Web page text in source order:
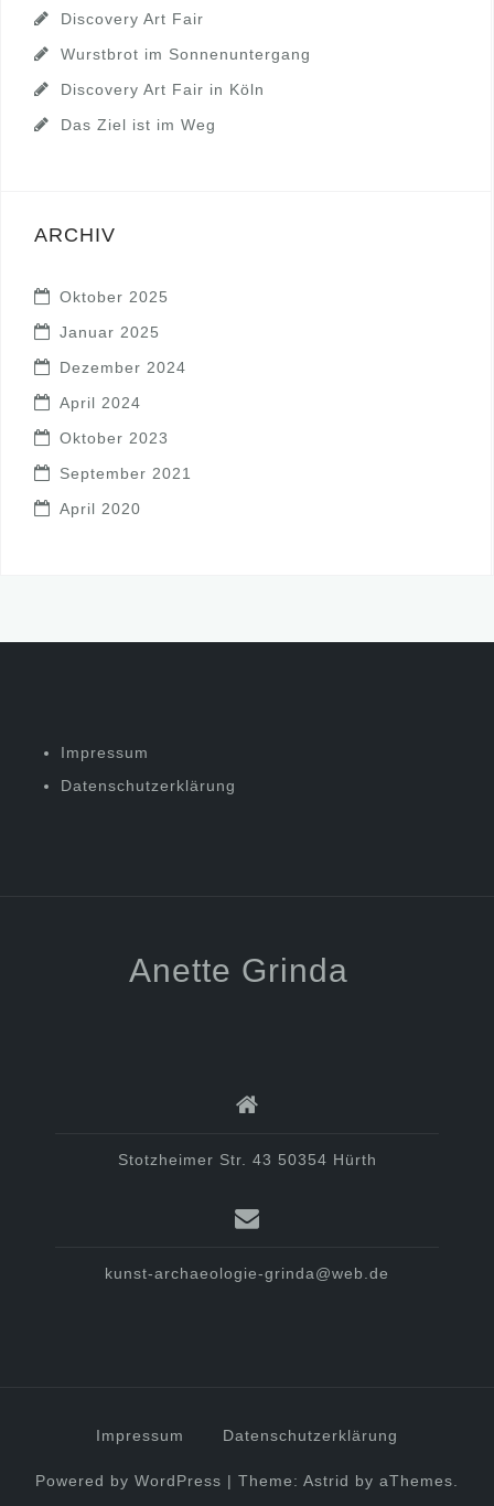
Discovery Art Fair
Wurstbrot im Sonnenuntergang
Discovery Art Fair in Köln
Das Ziel ist im Weg
ARCHIV
Oktober 2025
Januar 2025
Dezember 2024
April 2024
Oktober 2023
September 2021
April 2020
Impressum
Datenschutzerklärung
Anette Grinda
Stotzheimer Str. 43 50354 Hürth
kunst-archaeologie-grinda@web.de
Impressum Datenschutzerklärung
Powered by WordPress | Theme: Astrid by aThemes.